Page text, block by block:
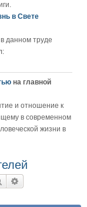
в Свете
данном труде
на главной
и отношение к
в современном
жизни в
Поиск